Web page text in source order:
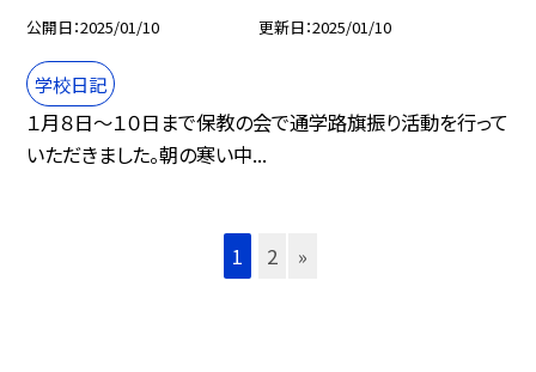
公開日 2025/01/10 更新日 2025/01/10
学校日記
１月８日〜１０日まで保教の会で通学路旗振り活動を行って
いただきました。朝の寒い中...
1 2 »